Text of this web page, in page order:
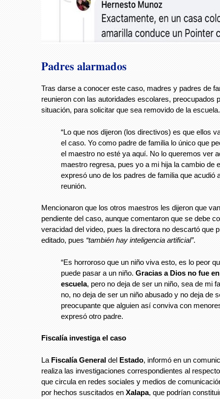
Padres alarmados
Tras darse a conocer este caso, madres y padres de
reunieron con las autoridades escolares, preocupados
situación, para solicitar que sea removido de la
“Lo que nos dijeron (los directivos) es que ellos
el caso. Yo como padre de familia lo único que
el maestro no esté ya aquí. No lo queremos ver
maestro regresa, pues yo a mi hija la cambio de
expresó uno de los padres de familia que acudió
reunión.
Mencionaron que los otros maestros les dijeron que
pendiente del caso, aunque comentaron que se debe
veracidad del video, pues la directora no descartó que
editado, pues “también hay inteligencia artificial”.
“Es horroroso que un niño viva esto, es lo peor
puede pasar a un niño. Gracias a Dios no fue
escuela, pero no deja de ser un niño, sea de mi
no, no deja de ser un niño abusado y no deja de
preocupante que alguien así conviva con
expresó otro padre.
Fiscalía investiga el caso
La Fiscalía General del Estado, informó en un
realiza las investigaciones correspondientes al
que circula en redes sociales y medios de
por hechos suscitados en Xalapa, que podrían